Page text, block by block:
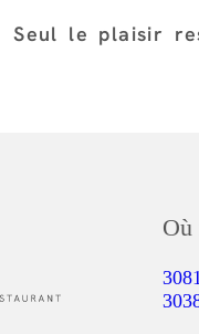
Seul le plaisir
Où